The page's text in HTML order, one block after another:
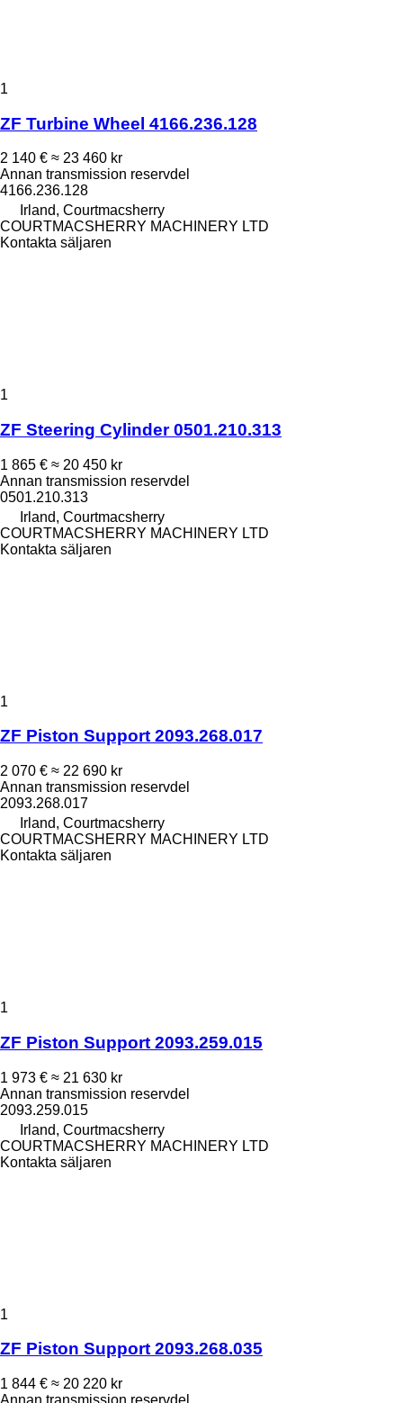
1
ZF Turbine Wheel 4166.236.128
2 140 € ≈ 23 460 kr
Annan transmission reservdel
4166.236.128
Irland, Courtmacsherry
COURTMACSHERRY MACHINERY LTD
Kontakta säljaren
1
ZF Steering Cylinder 0501.210.313
1 865 € ≈ 20 450 kr
Annan transmission reservdel
0501.210.313
Irland, Courtmacsherry
COURTMACSHERRY MACHINERY LTD
Kontakta säljaren
1
ZF Piston Support 2093.268.017
2 070 € ≈ 22 690 kr
Annan transmission reservdel
2093.268.017
Irland, Courtmacsherry
COURTMACSHERRY MACHINERY LTD
Kontakta säljaren
1
ZF Piston Support 2093.259.015
1 973 € ≈ 21 630 kr
Annan transmission reservdel
2093.259.015
Irland, Courtmacsherry
COURTMACSHERRY MACHINERY LTD
Kontakta säljaren
1
ZF Piston Support 2093.268.035
1 844 € ≈ 20 220 kr
Annan transmission reservdel